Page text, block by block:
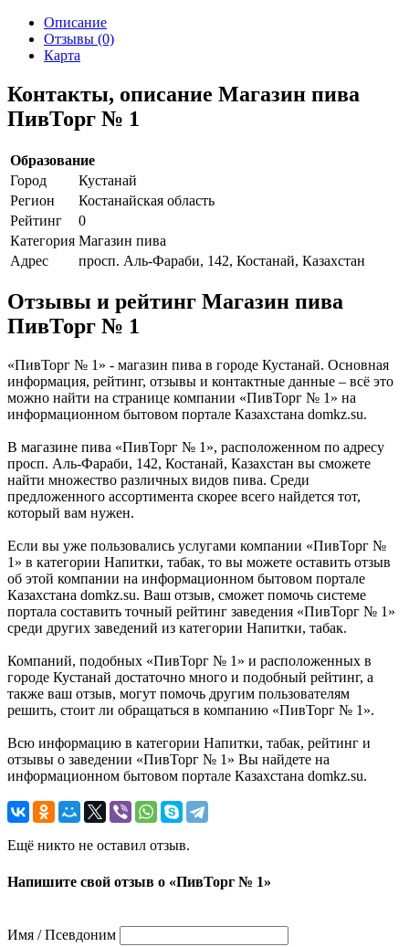
Описание
Отзывы (0)
Карта
Контакты, описание Магазин пива
ПивТорг № 1
Образование
Город
Кустанай
Регион
Костанайская область
Рейтинг
0
Категория Магазин пива
Адрес
просп. Аль-Фараби, 142, Костанай, Казахстан
Отзывы и рейтинг Магазин пива
ПивТорг № 1
«ПивТорг № 1» - магазин пива в городе Кустанай. Основная
информация, рейтинг, отзывы и контактные данные – всё это
можно найти на странице компании «ПивТорг № 1» на
информационном бытовом портале Казахстана domkz.su.
В магазине пива «ПивТорг № 1», расположенном по адресу
просп. Аль-Фараби, 142, Костанай, Казахстан вы сможете
найти множество различных видов пива. Среди
предложенного ассортимента скорее всего найдется тот,
который вам нужен.
Если вы уже пользовались услугами компании «ПивТорг №
1» в категории Напитки, табак, то вы можете оставить отзыв
об этой компании на информационном бытовом портале
Казахстана domkz.su. Ваш отзыв, сможет помочь системе
портала составить точный рейтинг заведения «ПивТорг № 1»
среди других заведений из категории Напитки, табак.
Компаний, подобных «ПивТорг № 1» и расположенных в
городе Кустанай достаточно много и подобный рейтинг, а
также ваш отзыв, могут помочь другим пользователям
решить, стоит ли обращаться в компанию «ПивТорг № 1».
Всю информацию в категории Напитки, табак, рейтинг и
отзывы о заведении «ПивТорг № 1» Вы найдете на
информационном бытовом портале Казахстана domkz.su.
Ещё никто не оставил отзыв.
Напишите свой отзыв о «ПивТорг № 1»
Имя / Псевдоним